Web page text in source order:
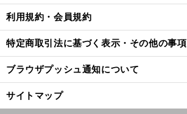
利用規約・会員規約
特定商取引法に基づく表示・その他の事項
ブラウザプッシュ通知について
サイトマップ